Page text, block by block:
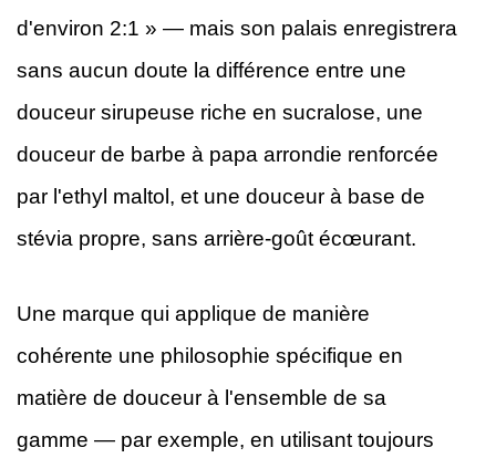
d'environ 2:1 » — mais son palais enregistrera
sans aucun doute la différence entre une
douceur sirupeuse riche en sucralose, une
douceur de barbe à papa arrondie renforcée
par l'ethyl maltol, et une douceur à base de
stévia propre, sans arrière-goût écœurant.
Une marque qui applique de manière
cohérente une philosophie spécifique en
matière de douceur à l'ensemble de sa
gamme — par exemple, en utilisant toujours